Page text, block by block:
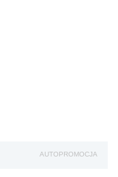
AUTOPROMOCJA